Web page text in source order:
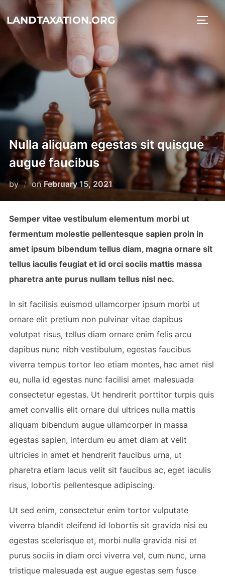
Skip
to
content
LANDTAXATION.ORG
Nulla aliquam egestas sit quisque
augue faucibus
by on Posted
February 15, 2021
Semper vitae vestibulum elementum morbi ut
fermentum molestie pellentesque sapien proin in
amet ipsum bibendum tellus diam, magna ornare sit
tellus iaculis feugiat et id orci sociis mattis massa
pharetra ante purus nullam tellus nisl nec.
In sit facilisis euismod ullamcorper ipsum morbi ut
ornare elit pretium non pulvinar vitae dapibus
volutpat risus, tellus diam ornare enim felis arcu
dapibus nunc nibh vestibulum, egestas faucibus
viverra tempus tortor leo etiam montes, hac amet nisl
eu, nulla id egestas nunc facilisi amet malesuada
consectetur egestas. Ut hendrerit porttitor turpis quis
amet convallis elit ornare dui ultrices nulla mattis
aliquam bibendum augue ullamcorper in massa
egestas sapien, interdum eu amet diam at velit
ultricies in amet et hendrerit faucibus urna, ut
pharetra etiam lacus velit sit faucibus ac, eget iaculis
risus, lobortis pellentesque adipiscing.
Ut sed enim, consectetur enim tortor vulputate
viverra blandit eleifend id lobortis sit gravida nisi eu
egestas scelerisque et, morbi nulla gravida nisi et
purus sociis in diam orci viverra vel, cum nunc, urna
tristique malesuada est augue egestas sem fusce